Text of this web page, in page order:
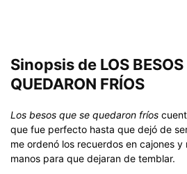
Sinopsis de LOS BESOS
QUEDARON FRÍOS
Los besos que se quedaron fríos
que fue perfecto hasta que dejó de
me ordenó los recuerdos en cajones y
manos para que dejaran de temblar.